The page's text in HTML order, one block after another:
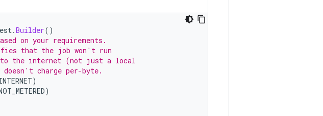
.Builder()
on your requirements.
that the job won't run
to the internet (not just a local
charge per-byte.
)
)